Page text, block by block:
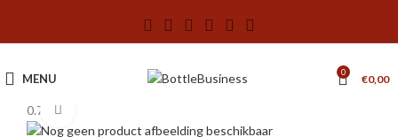
MENU 0 €0,00
0.7 L